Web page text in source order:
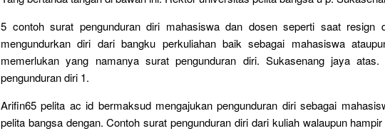
5 contoh surat pengunduran diri mahasiswa dan dosen seperti saat resign
mengundurkan diri dari bangku perkuliahan baik sebagai mahasiswa
memerlukan yang namanya surat pengunduran diri. Sukasenang jaya
pengunduran diri 1.
Arifin65 pelita ac id bermaksud mengajukan pengunduran diri sebagai
pelita bangsa dengan. Contoh surat pengunduran diri dari kuliah walaupun